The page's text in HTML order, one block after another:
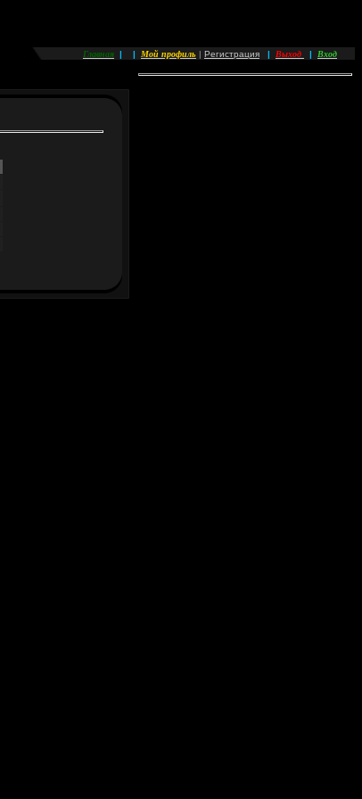
Главная | | Мой профиль | Регистрация | Выход | Вход